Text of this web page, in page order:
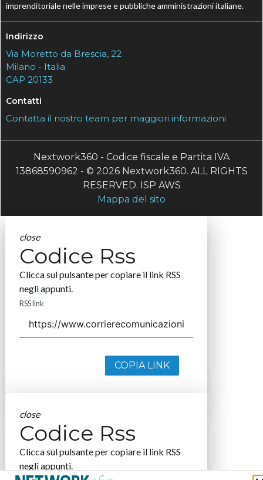
imprenditoriale nelle imprese e pubbliche amministrazioni italiane.
Indirizzo
Via Moretto da Brescia, 22
Milano - Italia
CAP 20133
Contatti
Contatta il nostro team per maggiori informazioni
Nextwork360 - Codice fiscale e Partita IVA
13868590962 - © 2026 Nextwork360. ALL RIGHTS
RESERVED. ISP AWS
Mappa del sito
close
Codice Rss
Clicca sul pulsante per copiare il link RSS
negli appunti.
RSS link
COPIA LINK
close
Codice Rss
Clicca sul pulsante per copiare il link RSS
negli appunti.